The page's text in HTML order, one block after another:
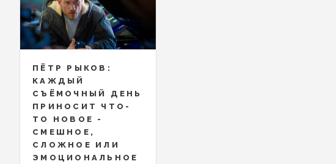
ПЁТР РЫКОВ:
КАЖДЫЙ
СЪЁМОЧНЫЙ ДЕНЬ
ПРИНОСИТ ЧТО-
ТО НОВОЕ -
СМЕШНОЕ,
СЛОЖНОЕ ИЛИ
ЭМОЦИОНАЛЬНОЕ